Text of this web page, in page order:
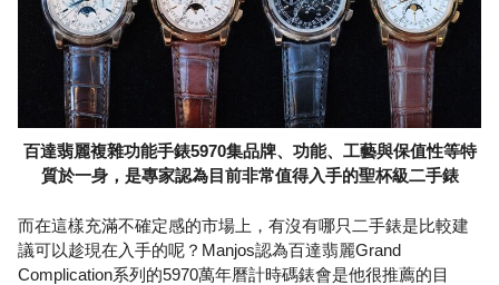
百達翡麗複雜功能手錶5970集品牌、功能、工藝與保值性等特
質於一身，是專家認為目前非常值得入手的聖杯級二手錶
而在這樣充滿不確定感的市場上，有沒有哪只二手錶是比較建
議可以趁現在入手的呢？Manjos認為百達翡麗Grand
Complication系列的5970萬年曆計時碼錶會是他很推薦的目